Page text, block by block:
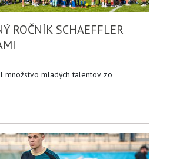
ROČNÍK SCHAEFFLER
množstvo mladých talentov zo